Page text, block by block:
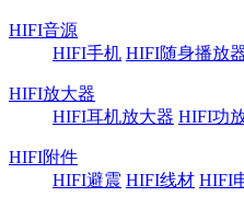
HIFI音源
HIFI手机 HIFI随身播放
HIFI放大器
HIFI耳机放大器 HIFI功
HIFI附件
HIFI避震 HIFI线材 HIFI